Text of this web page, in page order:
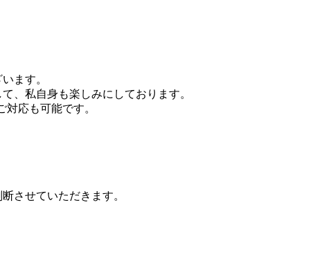
ます。
、私自身も楽しみにしております。
応も可能です。
させていただきます。